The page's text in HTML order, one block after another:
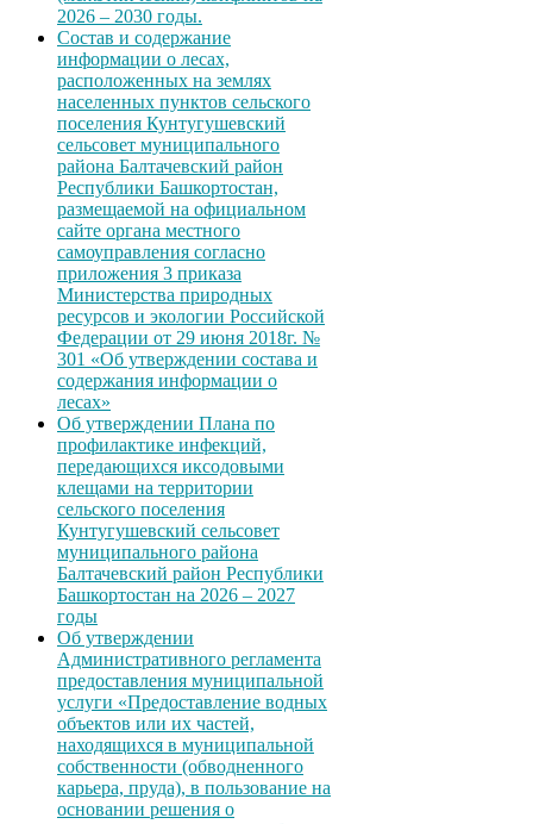
2026 – 2030 годы.
Состав и содержание
информации о лесах,
расположенных на землях
населенных пунктов сельского
поселения Кунтугушевский
сельсовет муниципального
района Балтачевский район
Республики Башкортостан,
размещаемой на официальном
сайте органа местного
самоуправления согласно
приложения 3 приказа
Министерства природных
ресурсов и экологии Российской
Федерации от 29 июня 2018г. №
301 «Об утверждении состава и
содержания информации о
лесах»
Об утверждении Плана по
профилактике инфекций,
передающихся иксодовыми
клещами на территории
сельского поселения
Кунтугушевский сельсовет
муниципального района
Балтачевский район Республики
Башкортостан на 2026 – 2027
годы
Об утверждении
Административного регламента
предоставления муниципальной
услуги «Предоставление водных
объектов или их частей,
находящихся в муниципальной
собственности (обводненного
карьера, пруда), в пользование на
основании решения о